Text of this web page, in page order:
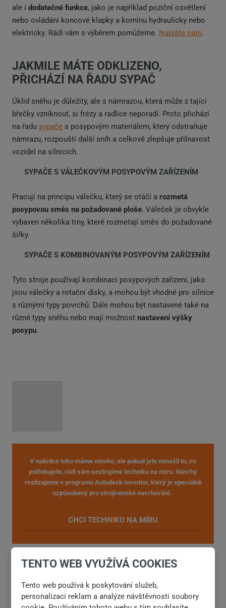
ale i dodatečné funkce, jako je například poziční osvětlení
nebo ovládání koncové klapky a komínu hydraulicky nebo
elektricky. Rádi vám s výběrem pomůžeme. Napište nám.
JAKMILE MÁTE ODKLIZENO,
PŘICHÁZÍ NA ŘADU SYPAČ
Úklid sněhu je důležitý, ale s námrazou, která může z tající
břečky vzniknout, si frézy a radlice neporadí. Proto přichází
na řadu sypače s posypovým materiálem, který odstraňuje
námrazu, rozpouští další sníh a celkově zlepšuje přilnavost
vozidel na silnicích.
SYPAČE S VÁLEČKOVÝM POSYPOVÝM ZAŘÍZENÍM
Pracují na principu válečku, který se otáčí a rozmetá
posypovou směs na požadované ploše. Váleček je obvykle
vybaven několika trny, které rozmetají směs do požadované
šířky.
SYPAČE S KOMBINOVANÝM POSYPOVÝM ZAŘÍZENÍM
Tyto stroje používají kombinaci posypových zařízení, jako
jsou válečky a rotační disky, a mohou být vhodné pro silnice
s různými typy povrchů. Dále mohou být nastavené také na
různé typy sněhu nebo mají možnost nastavení výšky
posypu.
V nabídce toho máme mnoho, ale pokud jste nenašli to, co
potřebujete, rádi vám sestrojíme techniku na míru. Návrhy
realizujeme v programu Autodesk Inventor, který je speciálně
uzpůsobený pro strojírenské navrhování.
CHCI TECHNIKU NA MÍRU
TENTO WEB VYUŽÍVÁ COOKIES
Tento web používá k poskytování služeb,
personalizaci reklam a analýze návštěvnosti soubory